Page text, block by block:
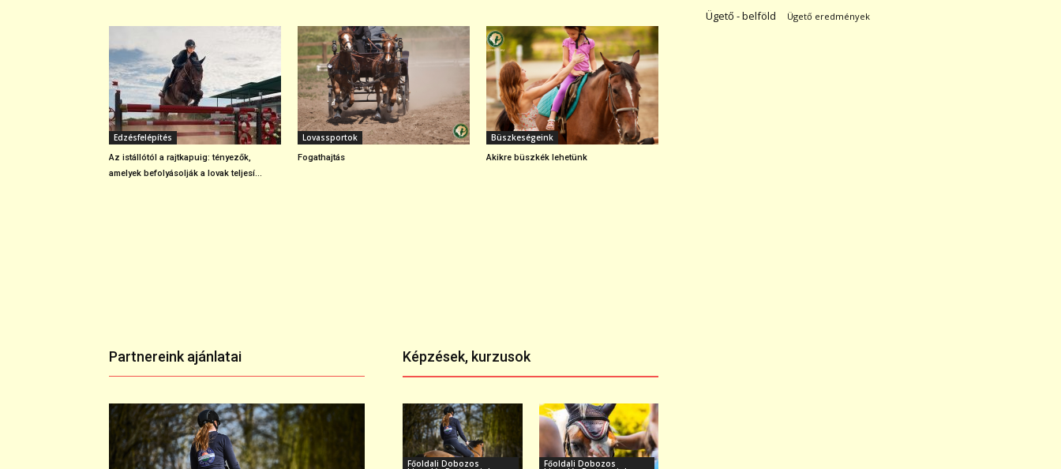
Edzésfelépítés
Az istállótól a rajtkapuig: tényezők,
amelyek befolyásolják a lovak teljesí...
Lovassportok
Fogathajtás
Büszkeségeink
Akikre büszkék lehetünk
Partnereink ajánlatai Képzések, kurzusok
Főoldali Dobozos Főoldali Dobozos
Ügető - belföld Ügető eredmények